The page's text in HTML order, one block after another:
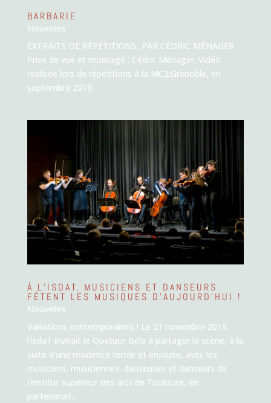
BARBARIE
Nouvelles
EXTRAITS DE RÉPÉTITIONS, PAR CÉDRIC MÉNAGER
Prise de vue et montage : Cédric Ménager. Vidéo
réalisée lors de répétitions à la MC2:Grenoble, en
septembre 2019.
À L’ISDAT, MUSICIENS ET DANSEURS
FÊTENT LES MUSIQUES D’AUJOURD’HUI !
Nouvelles
Variations contemporaines ! Le 21 novembre 2019,
l’isdaT invitait le Quatuor Béla à partager la scène, à la
suite d'une résidence fertile et enjouée, avec les
musiciens, musiciennes, danseuses et danseurs de
l'institut supérieur des arts de Toulouse, en
partenariat...